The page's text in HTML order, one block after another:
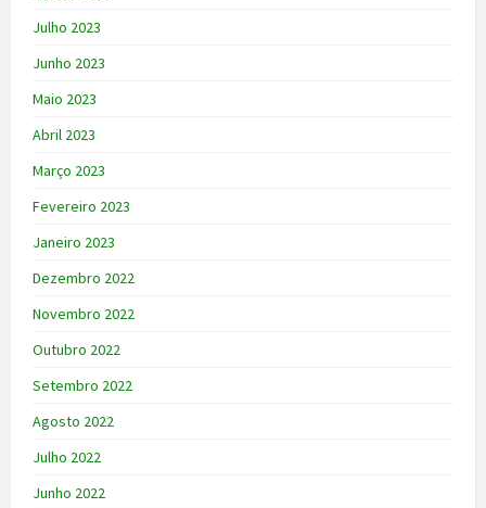
Julho 2023
Junho 2023
Maio 2023
Abril 2023
Março 2023
Fevereiro 2023
Janeiro 2023
Dezembro 2022
Novembro 2022
Outubro 2022
Setembro 2022
Agosto 2022
Julho 2022
Junho 2022